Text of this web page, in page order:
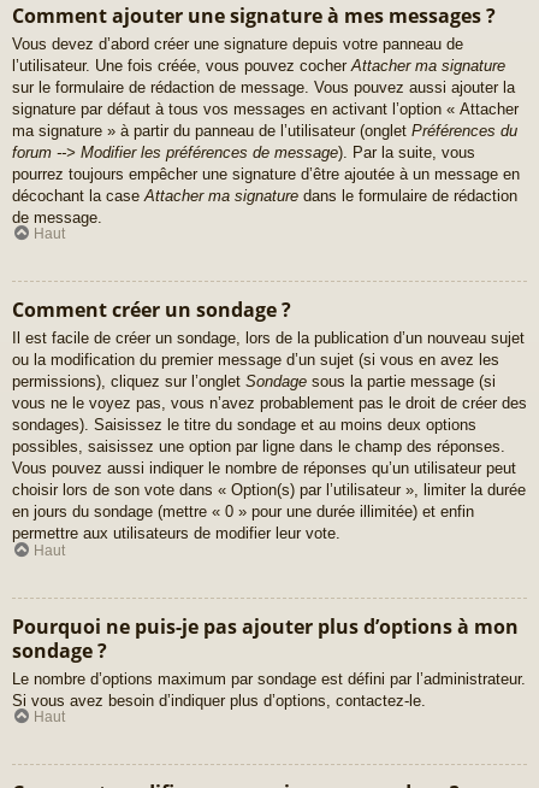
Comment ajouter une signature à mes messages ?
Vous devez d’abord créer une signature depuis votre panneau de
l’utilisateur. Une fois créée, vous pouvez cocher Attacher ma signature
sur le formulaire de rédaction de message. Vous pouvez aussi ajouter la
signature par défaut à tous vos messages en activant l’option « Attacher
ma signature » à partir du panneau de l’utilisateur (onglet Préférences du
forum --> Modifier les préférences de message). Par la suite, vous
pourrez toujours empêcher une signature d’être ajoutée à un message en
décochant la case Attacher ma signature dans le formulaire de rédaction
de message.
Haut
Comment créer un sondage ?
Il est facile de créer un sondage, lors de la publication d’un nouveau sujet
ou la modification du premier message d’un sujet (si vous en avez les
permissions), cliquez sur l’onglet Sondage sous la partie message (si
vous ne le voyez pas, vous n’avez probablement pas le droit de créer des
sondages). Saisissez le titre du sondage et au moins deux options
possibles, saisissez une option par ligne dans le champ des réponses.
Vous pouvez aussi indiquer le nombre de réponses qu’un utilisateur peut
choisir lors de son vote dans « Option(s) par l’utilisateur », limiter la durée
en jours du sondage (mettre « 0 » pour une durée illimitée) et enfin
permettre aux utilisateurs de modifier leur vote.
Haut
Pourquoi ne puis-je pas ajouter plus d’options à mon
sondage ?
Le nombre d’options maximum par sondage est défini par l’administrateur.
Si vous avez besoin d’indiquer plus d’options, contactez-le.
Haut